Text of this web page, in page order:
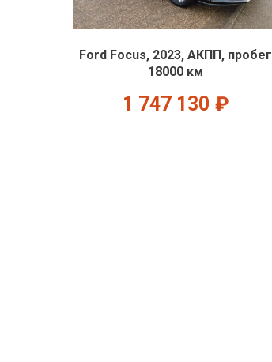
Ford Focus, 2023, АКПП, пробег
18000 км
1 747 130 ₽